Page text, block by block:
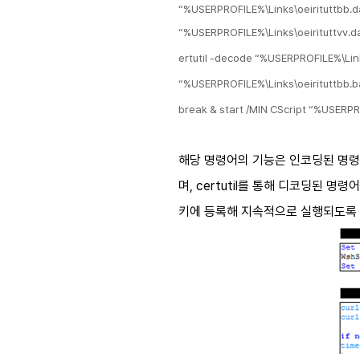
ertutil -decode
break & start /MIN CScript
해당 명령어의 기능은 인코딩된 명
며 , certutil를 통해 디코딩된 명령
키에 등록해 지속적으로 실행되도록